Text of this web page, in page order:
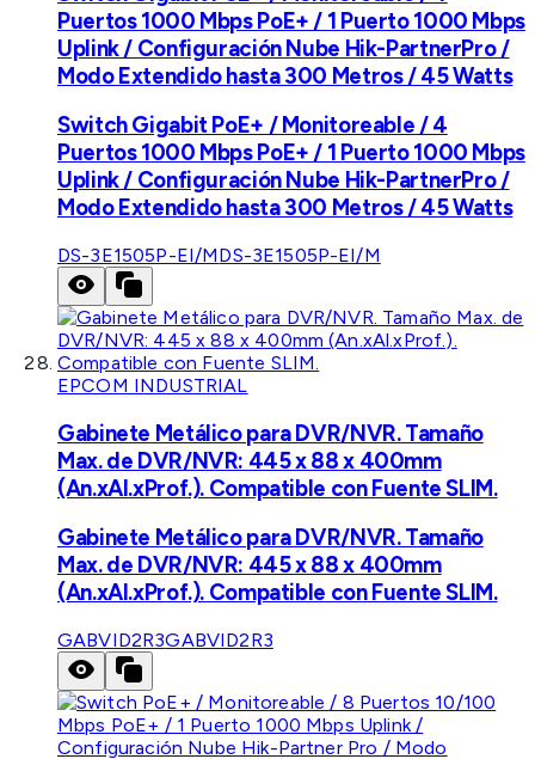
Puertos 1000 Mbps PoE+ / 1 Puerto 1000 Mbps
Uplink / Configuración Nube Hik-PartnerPro /
Modo Extendido hasta 300 Metros / 45 Watts
Switch Gigabit PoE+ / Monitoreable / 4
Puertos 1000 Mbps PoE+ / 1 Puerto 1000 Mbps
Uplink / Configuración Nube Hik-PartnerPro /
Modo Extendido hasta 300 Metros / 45 Watts
DS-3E1505P-EI/MDS-3E1505P-EI/M
EPCOM INDUSTRIAL
Gabinete Metálico para DVR/NVR. Tamaño
Max. de DVR/NVR: 445 x 88 x 400mm
(An.xAl.xProf.). Compatible con Fuente SLIM.
Gabinete Metálico para DVR/NVR. Tamaño
Max. de DVR/NVR: 445 x 88 x 400mm
(An.xAl.xProf.). Compatible con Fuente SLIM.
GABVID2R3GABVID2R3